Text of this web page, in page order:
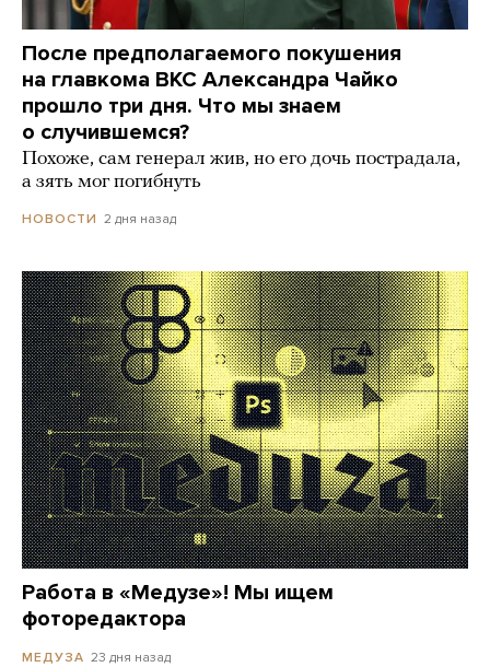
После предполагаемого покушения
на главкома ВКС Александра Чайко
прошло три дня. Что мы знаем
о случившемся?
Похоже, сам генерал жив, но его дочь пострадала,
а зять мог погибнуть
НОВОСТИ 2 дня назад
Работа в «Медузе»! Мы ищем
фоторедактора
МЕДУЗА 23 дня назад